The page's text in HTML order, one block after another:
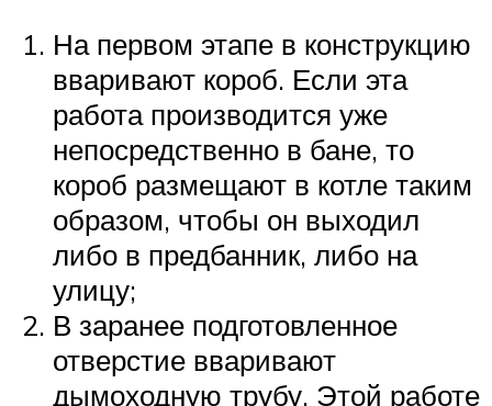
На первом этапе в конструкцию
вваривают короб. Если эта
работа производится уже
непосредственно в бане, то
короб размещают в котле таким
образом, чтобы он выходил
либо в предбанник, либо на
улицу;
В заранее подготовленное
отверстие вваривают
дымоходную трубу. Этой работе